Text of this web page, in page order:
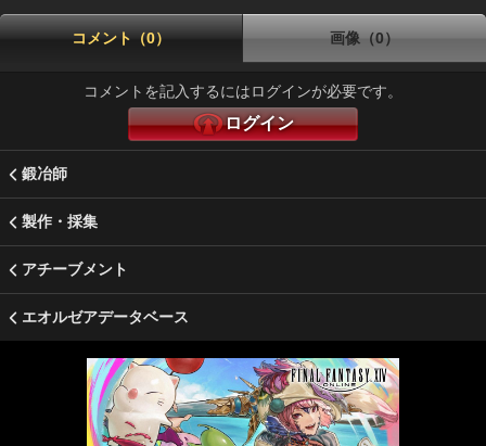
コメント（0） 画像（0）
コメントを記入するにはログインが必要です。
ログイン
鍛冶師
製作・採集
アチーブメント
エオルゼアデータベース